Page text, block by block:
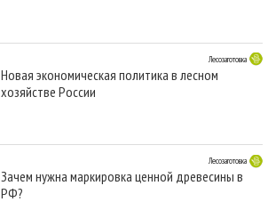
Лесозаготовка
Новая экономическая политика в лесном
хозяйстве России
Лесозаготовка
Зачем нужна маркировка ценной древесины в
РФ?